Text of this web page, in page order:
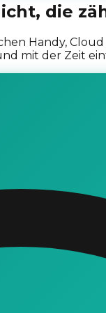
die
Handy,
mit der Zeit